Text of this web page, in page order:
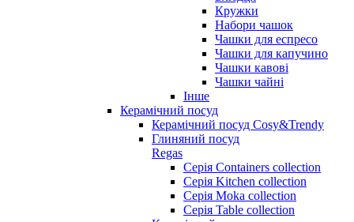
Кружки
Набори чашок
Чашки для еспресо
Чашки для капучино
Чашки кавові
Чашки чайні
Інше
Керамічний посуд
Керамічний посуд Cosy&Trendy
Глиняний посуд
Regas
Серія Containers collection
Серія Kitchen collection
Серія Moka collection
Серія Table collection